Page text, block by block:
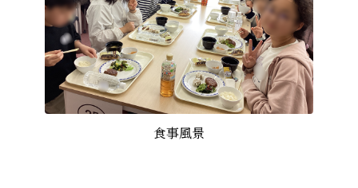
食事風景